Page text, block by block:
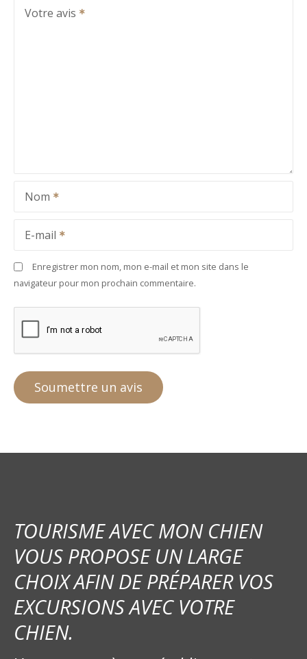
Votre avis
Nom
E-mail
Enregistrer mon nom, mon e-mail et mon site dans le
navigateur pour mon prochain commentaire.
TOURISME AVEC MON CHIEN
VOUS PROPOSE UN LARGE
CHOIX AFIN DE PRÉPARER VOS
EXCURSIONS AVEC VOTRE
CHIEN.